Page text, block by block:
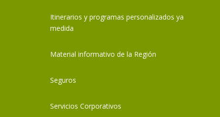
Itinerarios y programas personalizados ya
medida
Material informativo de la Región
Seguros
Servicios Corporativos